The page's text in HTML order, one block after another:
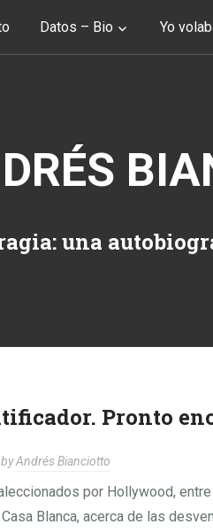
Datos – Bio Yo
una
Pronto
byAndrés Bianciotto
por Hollywood,
Blanca, acerca de las